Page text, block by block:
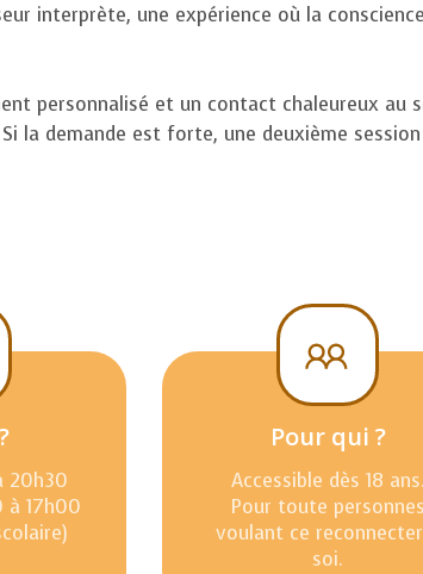
interprète, une expérience où la
personnalisé et un contact chaleureux au
la demande est forte, une deuxième
20h30
à 17h00
Pour qui ?
Accessible dès 18 ans.
Pour toute personnes
voulant ce
soi.